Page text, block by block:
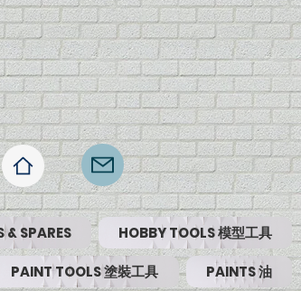
& SPARES HOBBY TOOLS 模型工具
PAINT TOOLS 塗裝工具 PAINTS 油